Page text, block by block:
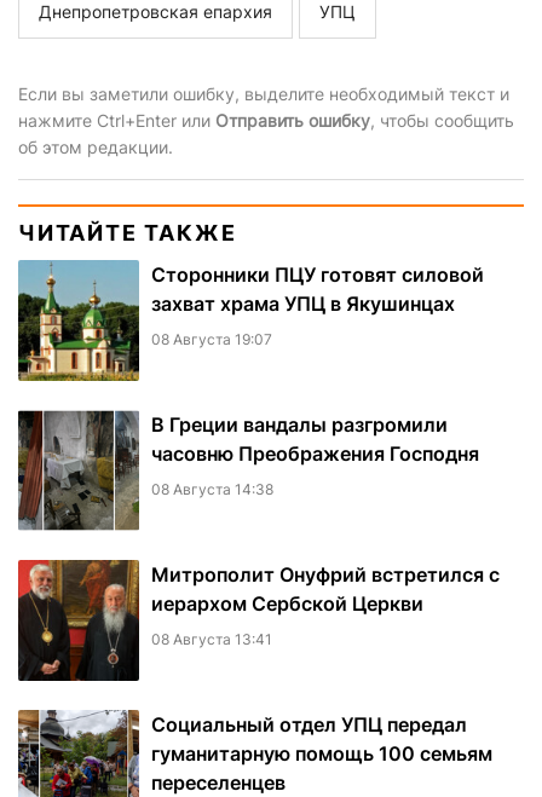
Днепропетровская епархия УПЦ
Если вы заметили ошибку, выделите необходимый текст и
нажмите Ctrl+Enter или Отправить ошибку, чтобы сообщить
об этом редакции.
ЧИТАЙТЕ ТАКЖЕ
Сторонники ПЦУ готовят силовой
захват храма УПЦ в Якушинцах
08 Августа 19:07
В Греции вандалы разгромили
часовню Преображения Господня
08 Августа 14:38
Митрополит Онуфрий встретился с
иерархом Сербской Церкви
08 Августа 13:41
Социальный отдел УПЦ передал
гуманитарную помощь 100 семьям
переселенцев